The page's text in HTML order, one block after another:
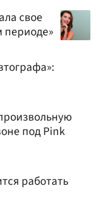
свое
периоде»
под Pink
работать